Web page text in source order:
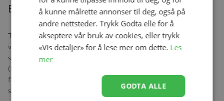
Beskrivelse
Tanken bak utviklingen av disse flaskene er at bruken av disse skal
være så lik som amming som overhodet mulig. Den fysiologiske
smokken SX Pro sørger for at tungen forblir i samme naturlige
(fysiologiske) posisjon som når barnet ammer. Takket være den
flate tuten på smokken så har tungen mer plass i munnhulen, noe
som igjen gir rom for at barnet suger på en mer naturlig måte.
å kunne målrette annonser til deg, også på
andre nettsteder. Trykk Godta elle for å
akseptere vår bruk av cookies, eller trykk
«Vis detaljer» for å lese mer om dette. Les
mer
GODTA ALLE